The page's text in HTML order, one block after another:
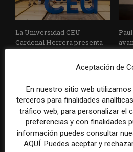
La Universidad CEU
Cardenal Herrera presenta
informar sobre el suicidioAceptación de
En nuestro sitio web
terceros para finalidades
tráfico web, para personalizar el
preferencias y con finalidades
información puedes consultar
AQUÍ. Puedes aceptar y